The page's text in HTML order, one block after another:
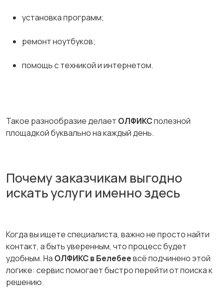
установка программ;
ремонт ноутбуков;
помощь с техникой и интернетом.
Такое разнообразие делает ОЛФИКСполезной
площадкой буквально на каждый день.
Почему заказчикам выгодно
искать услуги именно здесь
Когда вы ищете специалиста, важно не просто найти
контакт, а быть уверенным, что процесс будет
удобным. На ОЛФИКС в Белебеевсё подчинено этой
логике: сервис помогает быстро перейти от поиска к
решению.